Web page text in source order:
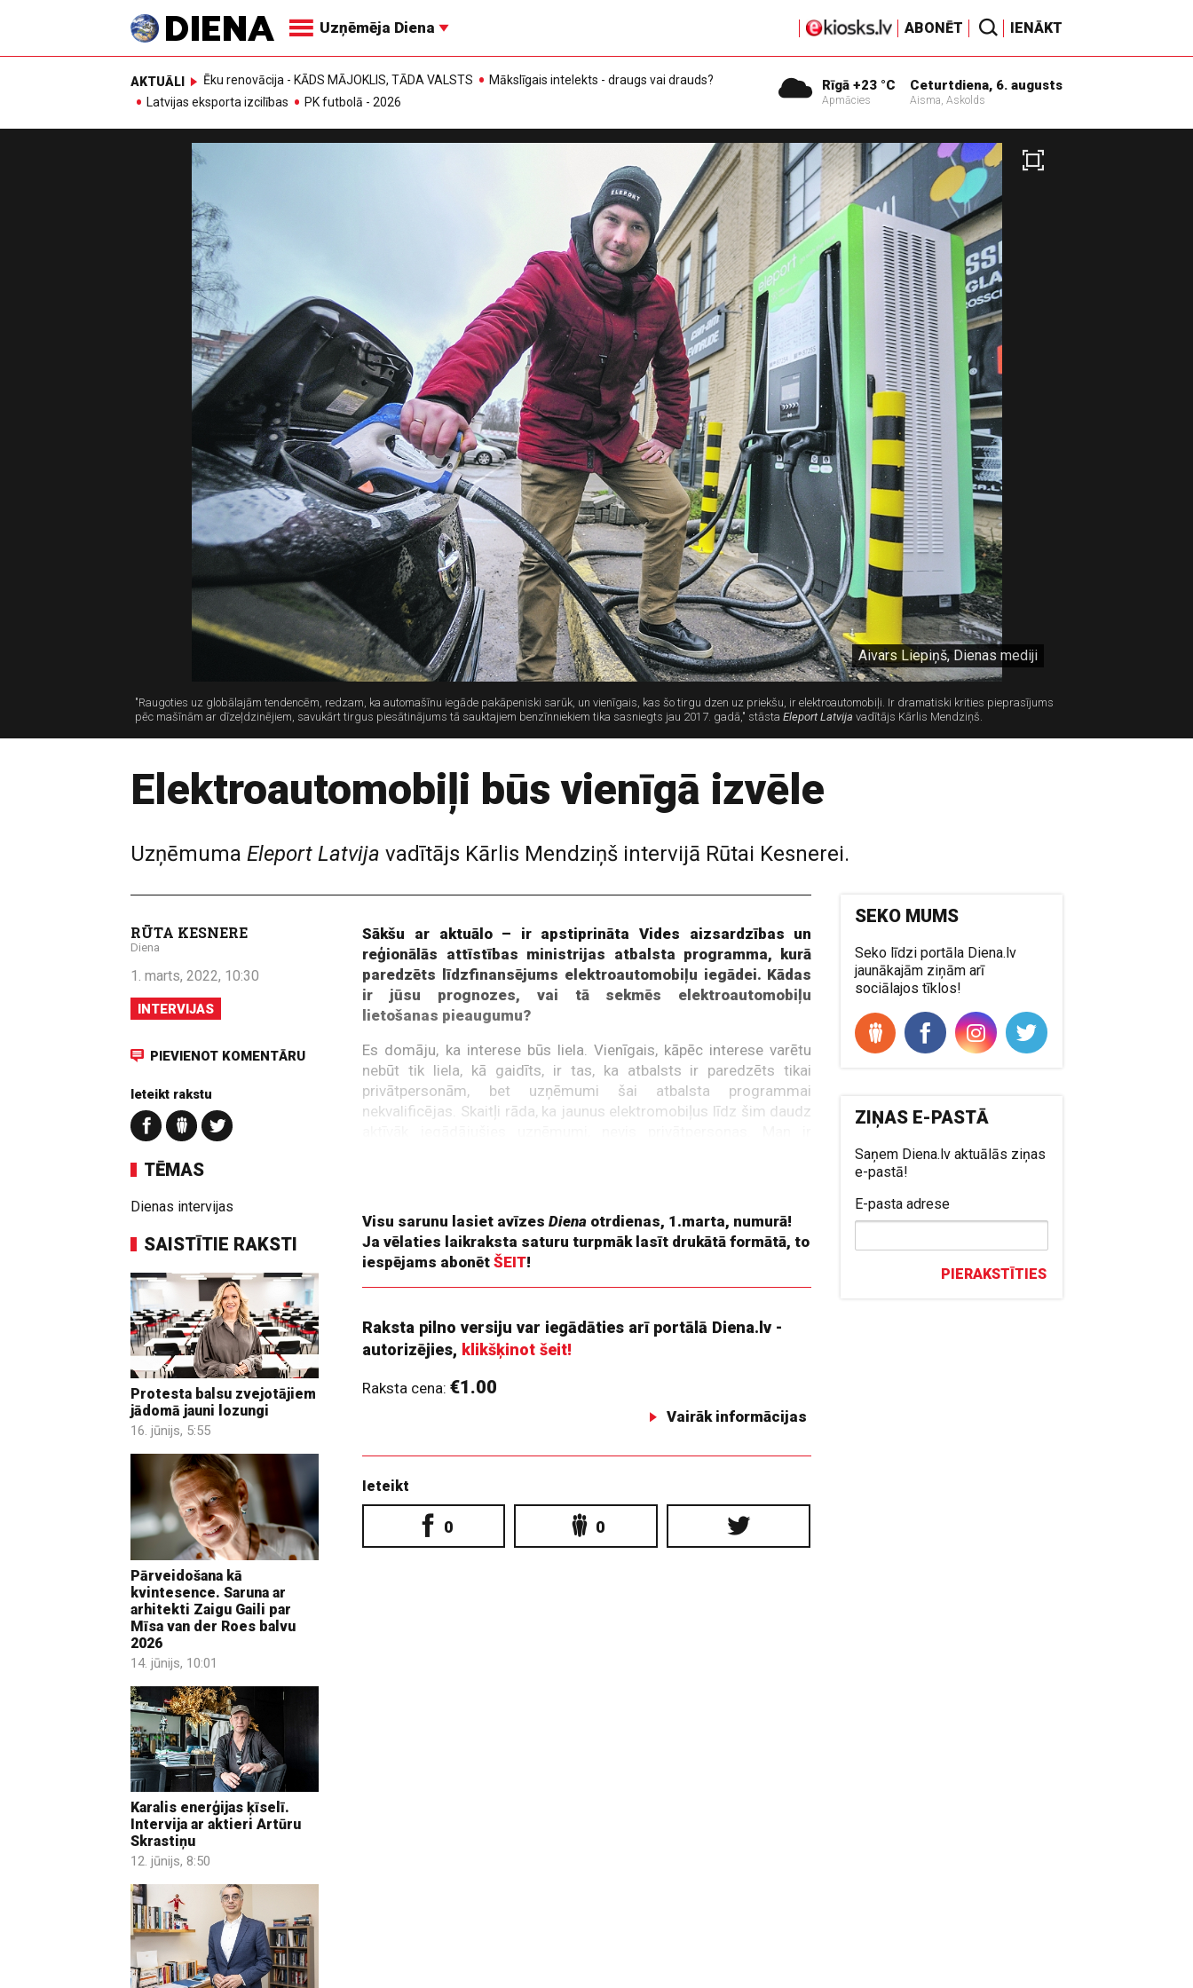
Uzņēmēja Diena ABONĒT IENĀKT
AKTUĀLI Ēku renovācija - KĀDS MĀJOKLIS, TĀDA VALSTS
Mākslīgais intelekts - draugs vai drauds?
Latvijas eksporta izcilības
PK futbolā - 2026
Rīgā +23 °C
Apmācies
Ceturtdiena, 6. augusts
Aisma, Askolds
Aivars Liepiņš, Dienas mediji
"Raugoties uz globālajām tendencēm, redzam, ka automašīnu iegāde pakāpeniski sarūk, un vienīgais, kas šo tirgu dzen uz priekšu, ir elektroautomobiļi. Ir dramatiski krities pieprasījums
pēc mašīnām ar dīzeļdzinējiem, savukārt tirgus piesātinājums tā sauktajiem benzīnniekiem tika sasniegts jau 2017. gadā," stāsta Eleport Latvija vadītājs Kārlis Mendziņš.
Elektroautomobiļi būs vienīgā izvēle
Uzņēmuma Eleport Latvija vadītājs Kārlis Mendziņš intervijā Rūtai Kesnerei.
RŪTA KESNERE
Diena
1. marts, 2022, 10:30
INTERVIJAS
PIEVIENOT KOMENTĀRU
Ieteikt rakstu
TĒMAS
Dienas intervijas
SAISTĪTIE RAKSTI
Protesta balsu zvejotājiem
jādomā jauni lozungi
16. jūnijs, 5:55
Pārveidošana kā
kvintesence. Saruna ar
arhitekti Zaigu Gaili par
Mīsa van der Roes balvu
2026
14. jūnijs, 10:01
Karalis enerģijas ķīselī.
Intervija ar aktieri Artūru
Skrastiņu
12. jūnijs, 8:50
Sākšu ar aktuālo – ir apstiprināta Vides aizsardzības un
reģionālās attīstības ministrijas atbalsta programma, kurā
paredzēts līdzfinansējums elektroautomobiļu iegādei. Kādas
ir jūsu prognozes, vai tā sekmēs elektroautomobiļu
lietošanas pieaugumu?
Es domāju, ka interese būs liela. Vienīgais, kāpēc interese varētu
nebūt tik liela, kā gaidīts, ir tas, ka atbalsts ir paredzēts tikai
privātpersonām, bet uzņēmumi šai atbalsta programmai
nekvalificējas. Skaitļi rāda, ka jaunus elektromobiļus līdz šim daudz
Visu sarunu lasiet avīzesDiena otrdienas, 1.marta, numurā!
Ja vēlaties laikraksta saturu turpmāk lasīt drukātā formātā, to
iespējams abonētŠEIT!
Raksta pilno versiju var iegādāties arī portālā Diena.lv -
autorizējies, klikšķinot šeit!
Raksta cena:€1.00
Vairāk informācijas
Ieteikt
0 0
SEKO MUMS
Seko līdzi portāla Diena.lv
jaunākajām ziņām arī
sociālajos tīklos!
ZIŅAS E-PASTĀ
Saņem Diena.lv aktuālās ziņas
e-pastā!
E-pasta adrese
PIERAKSTĪTIES